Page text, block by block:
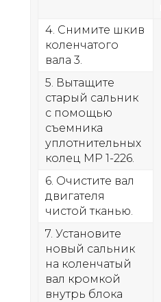
4. Снимите шкив
коленчатого
вала 3.
5. Вытащите
старый сальник
с помощью
съемника
уплотнительных
колец МР 1-226.
6. Очистите вал
двигателя
чистой тканью.
7. Установите
новый сальник
на коленчатый
вал кромкой
внутрь блока